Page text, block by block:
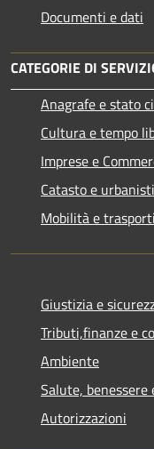
Documenti e dati
CATEGORIE DI
Anagrafe e stato
Cultura e tempo
Imprese e
Catasto e
Mobilità e trasporti
Giustizia e
Tributi,finanze e
Ambiente
Salute, benessere
Autorizzazioni